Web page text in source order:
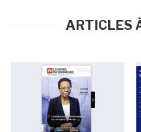
ARTICLES